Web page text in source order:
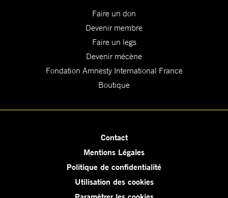
Faire un don
Devenir membre
Faire un legs
Devenir mécène
Fondation Amnesty International France
Boutique
Contact
Mentions Légales
Politique de confidentialité
Utilisation des cookies